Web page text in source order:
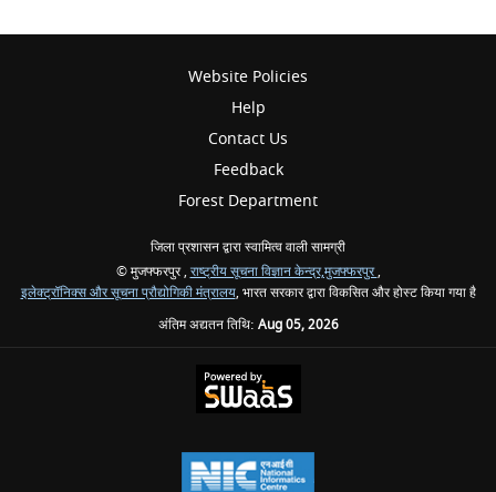
Website Policies
Help
Contact Us
Feedback
Forest Department
जिला प्रशासन द्वारा स्वामित्व वाली सामग्री
© मुजफ्फरपुर , राष्ट्रीय सूचना विज्ञान केन्द्र,मुजफ्फरपुर,
इलेक्ट्रॉनिक्स और सूचना प्रौद्योगिकी मंत्रालय, भारत सरकार द्वारा विकसित और होस्ट किया गया है
अंतिम अद्यतन तिथि: Aug 05, 2026